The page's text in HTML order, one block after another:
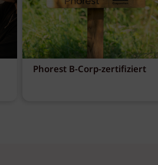
Phorest B-Corp-zertifiziert